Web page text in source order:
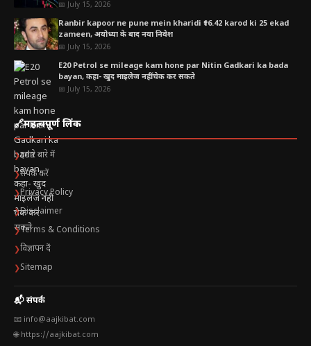
📅 July 15, 2026
Ranbir kapoor ne pune mein kharidi ₹16.42 karod ki 25 ekad
zameen, अयोध्या के बाद नया निवेश
📅 July 15, 2026
E20 Petrol se mileage kam hone par Nitin Gadkari ka bada
bayan, कहा- खुद माइलेज नहीं चेक कर सकते
📅 July 15, 2026
🔗महत्वपूर्ण लिंक
❯हमारे बारे में
❯संपर्क करें
❯Privacy Policy
❯Disclaimer
❯Terms & Conditions
❯विज्ञापन दें
❯Sitemap
📬 संपर्क
📧 info@aajkibat.com
🌐 https://aajkibat.com